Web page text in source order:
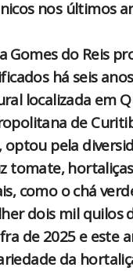
nos últimos
Gomes do Reis
há seis
localizada em
de
optou pela
tomate,
como o chá
dois mil quilos
de 2025 e este
da